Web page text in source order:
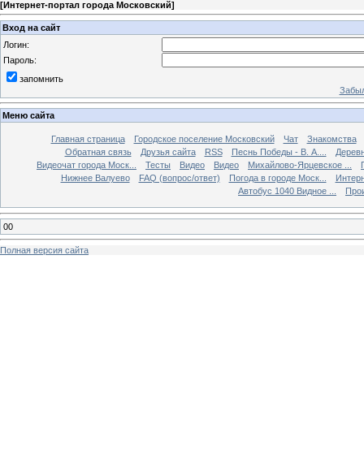
[Интернет-портал города Московский]
Вход на сайт
Логин:
Пароль:
запомнить
Меню сайта
Главная страница Городское поселение Московский Чат
Знакомства
Обратная связь
Друзья сайта RSS Песнь Победы - В. А....
Видеочат города Моск...
Тесты Видео Видео Михайлово-Ярцевское ...
Нижнее Валуево
FAQ (вопрос/ответ) Погода в городе Моск...
Автобус 1040 Видное ...
00
Полная версия сайта